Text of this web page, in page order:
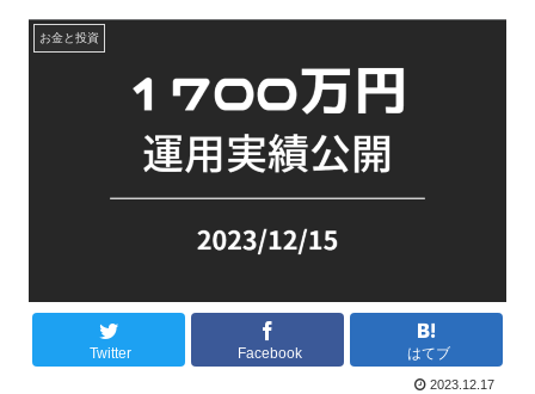
お金と投資
Twitter Facebook はてブ
2023.12.17